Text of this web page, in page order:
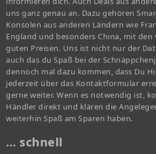
uns ganz genau an. Dazu gehören
Konsolen aus anderen Ländern wie
England und besonders China, mit den
guten Preisen. Uns ist nicht nur der
auch das du Spaß bei der
dennoch mal dazu kommen, dass Du
jederzeit über das Kontaktformular
gerne weiter. Wenn es notwendig ist,
Händler direkt und klären die
weiterhin Spaß am Sparen haben.
… schnell